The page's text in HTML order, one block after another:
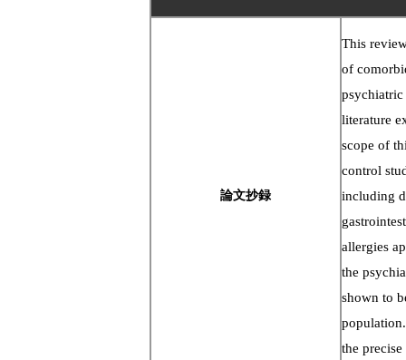
論文抄録
This
of
literature
scope of
control
including
allergies
the
shown to
the